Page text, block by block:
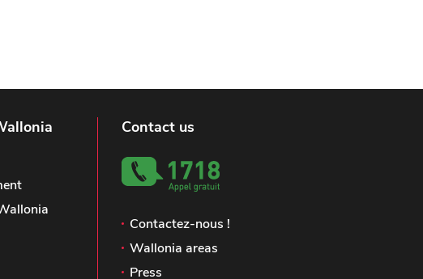
Contact us
Contactez-nous !
Wallonia areas
Press